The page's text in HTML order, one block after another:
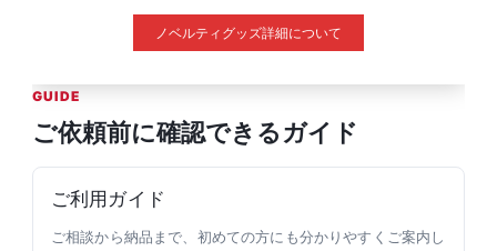
ノベルティグッズ詳細について
GUIDE
ご依頼前に確認できるガイド
ご利用ガイド
ご相談から納品まで、初めての方にも分かりやすくご案内し